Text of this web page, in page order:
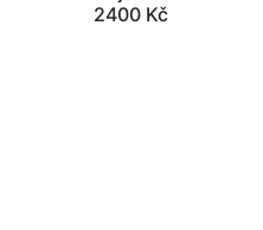
2400 Kč